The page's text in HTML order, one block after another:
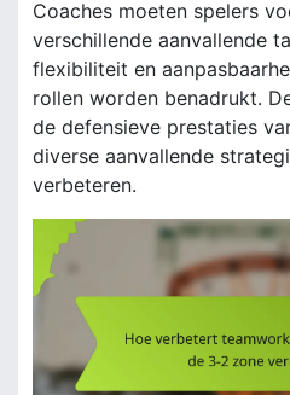
Coaches moeten spelers
verschillende aanvallende
flexibiliteit en
rollen worden benadrukt.
de defensieve prestaties
diverse aanvallende
verbeteren.